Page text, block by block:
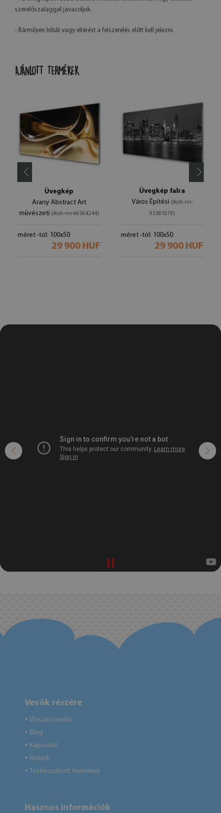
szerelőszalaggal javasoljuk.
- Bármilyen hibát vagy eltérést a felszerelés előtt kell jelezni.
AJÁNLOTT TERMÉKEK
Üvegkép
Arany Abstract Art
művészeti (#osh-nn-66564244)
méret -tól: 100x50
29 900 HUF
Üvegkép falra
Város Építési (#osh-nn-
93381079)
méret -tól: 100x50
29 900 HUF
Vevők részére
● Visszacsatolás
● Blog
● Kapcsolat
● Rólunk
● Testreszabott termékek
Hasznos információk